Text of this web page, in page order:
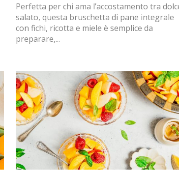
Perfetta per chi ama l’accostamento tra
salato, questa bruschetta di pane integrale
con fichi, ricotta e miele è semplice da
preparare,...